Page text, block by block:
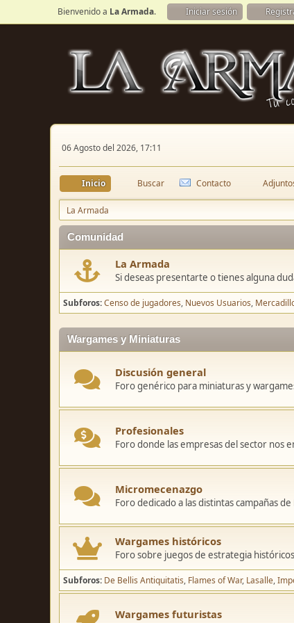
Bienvenido a La Armada. Iniciar sesión
06 Agosto del 2026, 17:11
Inicio Buscar Contacto
La Armada
Comunidad
La Armada
Si deseas presentarte o tienes alguna
Subforos Censo de jugadores Nuevos Usuarios
Wargames y Miniaturas
Discusión general
Foro genérico para miniaturas y
Profesionales
Foro donde las empresas del sector nos
Micromecenazgo
Foro dedicado a las distintas campañas
Wargames históricos
Foro sobre juegos de estrategia
Subforos De Bellis Antiquitatis Flames of War Lasalle
Wargames futuristas